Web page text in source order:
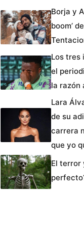
Borja y
boom’
Los tres
el
la razón
Lara
de su
carrera
que yo
El terror